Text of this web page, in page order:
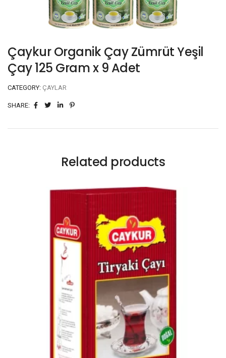
Çaykur Organik Çay Zümrüt Yeşil
Çay 125 Gram x 9 Adet
CATEGORY: ÇAYLAR
SHARE:
Related products